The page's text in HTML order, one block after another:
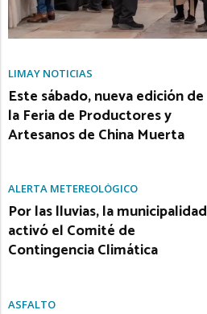
LIMAY NOTICIAS
Este sábado, nueva edición de
la Feria de Productores y
Artesanos de China Muerta
ALERTA METEREOLÓGICO
Por las lluvias, la municipalidad
activó el Comité de
Contingencia Climática
ASFALTO